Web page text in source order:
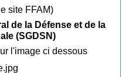
site FFAM)
de la Défense et de la
(SGDSN)
l'image ci dessous